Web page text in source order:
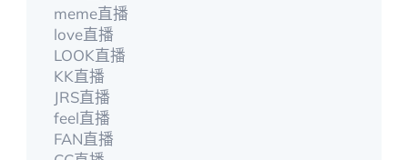
meme直播
love直播
LOOK直播
KK直播
JRS直播
feel直播
FAN直播